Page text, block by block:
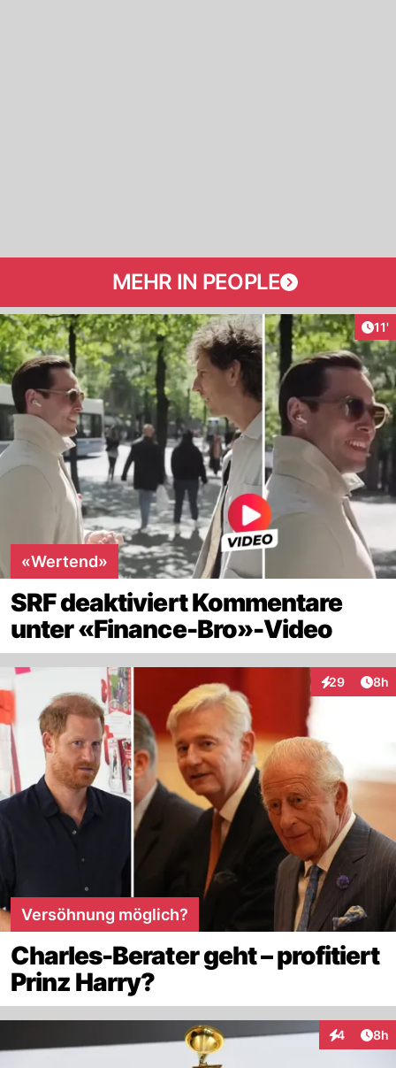
MEHR IN PEOPLE
11'
«Wertend»
SRF deaktiviert Kommentare
unter «Finance-Bro»-Video
29
Interaktionen
8h
Versöhnung möglich?
Charles-Berater geht – profitiert
Prinz Harry?
4 8h